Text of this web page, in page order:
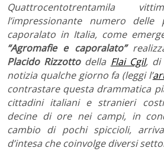
Quattrocentotrentamila
l’impressionante numero
caporalato in Italia, come
“Agromafie e caporalato”
Placido Rizzottodella Flai Cgil, di
notizia qualche giorno fa (leggi l’
contrastare questa drammatica
cittadini italiani e stranieri
decine di ore nei campi, in
cambio di pochi spiccioli,
d’intesa che coinvolge diversi